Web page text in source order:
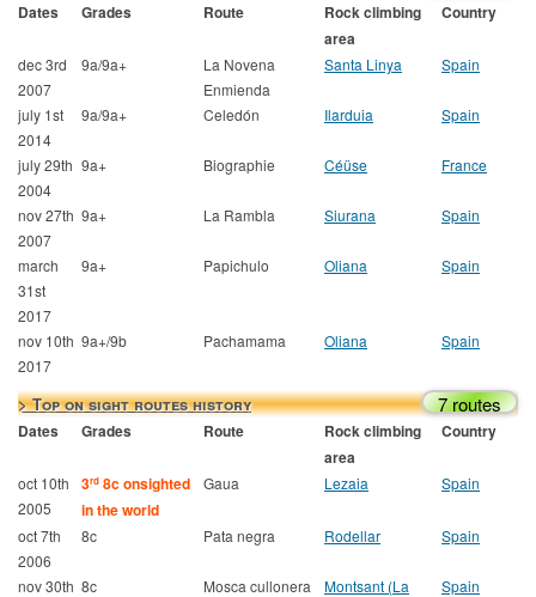
Dates Grades Route
Rock climbing
area
Country
dec 3rd
2007
9a/9a+
La Novena
Enmienda
Santa Linya Spain
july 1st
2014
9a/9a+ Celedón Ilarduia Spain
july 29th
2004
9a+ Biographie Céüse France
nov 27th
2007
9a+ La Rambla Siurana Spain
march
31st
2017
9a+ Papichulo Oliana Spain
nov 10th
2017
9a+/9b Pachamama Oliana Spain
> Top on sight routes history 7 routes
Dates Grades Route
Rock climbing
area
Country
oct 10th
2005
3rd 8c onsighted
in the world
Gaua Lezaia Spain
oct 7th
2006
8c Pata negra Rodellar Spain
nov 30th 8c Mosca cullonera
Montsant (La
Spain